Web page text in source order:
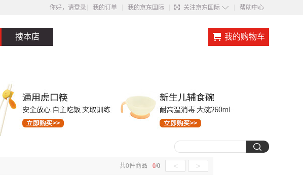
你好，请登录 我的订单 我的京东国际 关注京东国际 ◇ 帮助中心
搜本店 我的购物车
0/0 < >
共0件商品